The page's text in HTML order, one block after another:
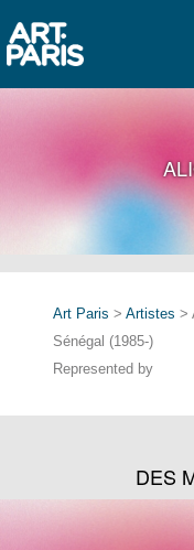
Art Paris > Artistes >
Sénégal (1985-)
Represented by
DES